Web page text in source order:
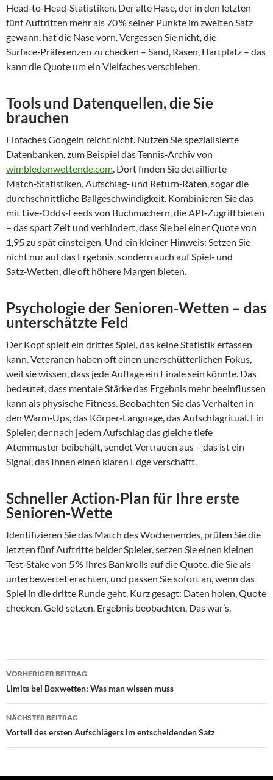
Head‑to‑Head‑Statistiken. Der alte Hase, der in den letzten
fünf Auftritten mehr als 70 % seiner Punkte im zweiten Satz
gewann, hat die Nase vorn. Vergessen Sie nicht, die
Surface‑Präferenzen zu checken – Sand, Rasen, Hartplatz – das
kann die Quote um ein Vielfaches verschieben.
Tools und Datenquellen, die Sie
brauchen
Einfaches Googeln reicht nicht. Nutzen Sie spezialisierte
Datenbanken, zum Beispiel das Tennis‑Archiv von
wimbledonwettende.com. Dort finden Sie detaillierte
Match‑Statistiken, Aufschlag‑ und Return‑Raten, sogar die
durchschnittliche Ballgeschwindigkeit. Kombinieren Sie das
mit Live‑Odds‑Feeds von Buchmachern, die API‑Zugriff bieten
– das spart Zeit und verhindert, dass Sie bei einer Quote von
1,95 zu spät einsteigen. Und ein kleiner Hinweis: Setzen Sie
nicht nur auf das Ergebnis, sondern auch auf Spiel‑ und
Satz‑Wetten, die oft höhere Margen bieten.
Psychologie der Senioren‑Wetten – das
unterschätzte Feld
Der Kopf spielt ein drittes Spiel, das keine Statistik erfassen
kann. Veteranen haben oft einen unerschütterlichen Fokus,
weil sie wissen, dass jede Auflage ein Finale sein könnte. Das
bedeutet, dass mentale Stärke das Ergebnis mehr beeinflussen
kann als physische Fitness. Beobachten Sie das Verhalten in
den Warm‑Ups, das Körper‑Language, das Aufschlagritual. Ein
Spieler, der nach jedem Aufschlag das gleiche tiefe
Atemmuster beibehält, sendet Vertrauen aus – das ist ein
Signal, das Ihnen einen klaren Edge verschafft.
Schneller Action‑Plan für Ihre erste
Senioren‑Wette
Identifizieren Sie das Match des Wochenendes, prüfen Sie die
letzten fünf Auftritte beider Spieler, setzen Sie einen kleinen
Test‑Stake von 5 % Ihres Bankrolls auf die Quote, die Sie als
unterbewertet erachten, und passen Sie sofort an, wenn das
Spiel in die dritte Runde geht. Kurz gesagt: Daten holen, Quote
checken, Geld setzen, Ergebnis beobachten. Das war’s.
Beitragsnavigation
VORHERIGER BEITRAG
Limits bei Boxwetten: Was man wissen muss
NÄCHSTER BEITRAG
Vorteil des ersten Aufschlägers im entscheidenden Satz